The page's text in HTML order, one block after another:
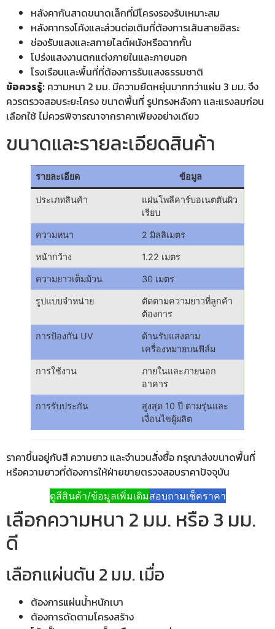
หลังคากันสาดขนาดเล็กที่มีโครงรองรับเหมาะสม
หลังคาทรงโค้งและส่วนต่อเติมที่ต้องการเส้นสายอิสระ
ช่องรับแสงและสกายไลต์ผนังหรือฉากกั้น
โปร่งแสงงานตกแต่งภายในและภายนอก
โรงเรือนและพื้นที่ที่ต้องการรับแสงธรรมชาติ
ข้อควรรู้: ความหนา 2 มม. มีความยืดหยุ่นมากกว่าแผ่น 3 มม. จึง
ควรตรวจสอบระยะโครง ขนาดพื้นที่ รูปทรงหลังคา และแรงลมก่อน
เลือกใช้ ไม่ควรพิจารณาจากราคาเพียงอย่างเดียว
ขนาดและรายละเอียดสินค้า
รายละเอียด ข้อมูล
ประเภทสินค้า
แผ่นโพลีคาร์บอเนตตันผิว
เรียบ
ความหนา 2 มิลลิเมตร
หน้ากว้าง 1.22 เมตร
ความยาวเต็มม้วน 30 เมตร
รูปแบบจำหน่าย
ตัดตามความยาวที่ลูกค้า
ต้องการ
การป้องกัน UV
ด้านรับแสงตาม
เครื่องหมายบนฟิล์ม
การใช้งาน
ภายในและภายนอก
อาคาร
การรับประกัน
สูงสุด 10 ปี ตามรุ่นและ
เงื่อนไขผู้ผลิต
ราคาขึ้นอยู่กับสี ความยาว และจำนวนสั่งซื้อ กรุณาส่งขนาดพื้นที่
หรือความยาวที่ต้องการให้ฝ่ายขายตรวจสอบราคาปัจจุบัน
ดูสีสินค้า/ข้อมูลเพิ่มเติมสอบถามเช็คราคา
เลือกความหนา 2 มม. หรือ 3 มม.
ดี
เลือกแผ่นตัน 2 มม. เมื่อ
ต้องการแผ่นน้ำหนักเบา
ต้องการดัดตามโครงสร้าง